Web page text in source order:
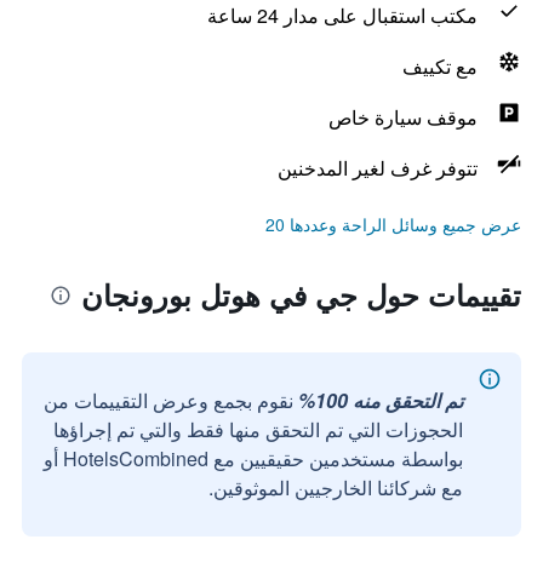
مكتب استقبال على مدار 24 ساعة
مع تكييف
موقف سيارة خاص
تتوفر غرف لغير المدخنين
عرض جميع وسائل الراحة وعددها 20
تقييمات حول جي في هوتل بورونجان
تم التحقق منه 100%
نقوم بجمع وعرض التقييمات من
الحجوزات التي تم التحقق منها فقط والتي تم إجراؤها
بواسطة مستخدمين حقيقيين مع HotelsCombined أو
مع شركائنا الخارجيين الموثوقين.